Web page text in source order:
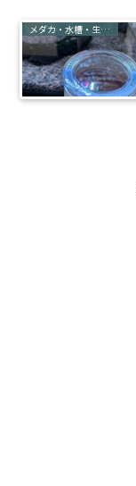
メダカ・水槽・生き物